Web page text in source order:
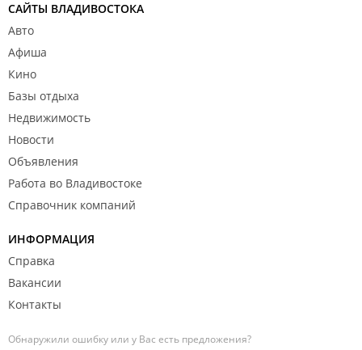
САЙТЫ ВЛАДИВОСТОКА
Авто
Афиша
Кино
Базы отдыха
Недвижимость
Новости
Объявления
Работа во Владивостоке
Справочник компаний
ИНФОРМАЦИЯ
Справка
Вакансии
Контакты
Обнаружили ошибку или у Вас есть предложения?